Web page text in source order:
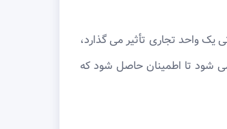
یک واحد تجاری تأثیر می گذارد،
شود تا اطمینان حاصل شود که